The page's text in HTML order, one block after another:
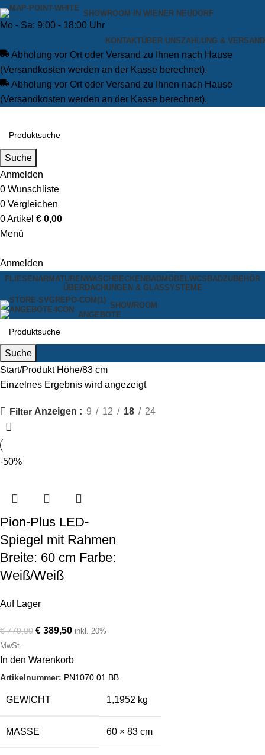
SHOWROOM IN WIENER NEUDORF
Mo - Sa: 9:00 - 18:00 Uhr
KONTAKTÜBER UNSZAHLUNG & VERSAND
Abholung vor Ort oder Versand zu Ihnen nach Hause
(Versandkosten werden an der Kasse berechnet).
Abholung vor Ort oder Versand zu Ihnen nach Hause
(Versandkosten werden an der Kasse berechnet).
Suche
Anmelden
0 Wunschliste
0 Vergleichen
0Artikel € 0,00
Menü
Anmelden
FLIESENARMATURENWASCHBECKEN BADMÖBELWCS BADZUBEHÖR
ÜBERDACHUNGEN & GLASSYSTEME
SHOWROOM
ANGEBOTE
Suche
Start Produkt Höhe 83 cm
Einzelnes Ergebnis wird angezeigt
Filter Anzeigen 9 12 18 24
-50%
Pion-Plus LED-
Spiegel mit Rahmen
Breite: 60 cm Farbe:
Weiß/Weiß
Auf Lager
€779,00 € 389,50 inkl. 20%
MwSt.
In den Warenkorb
Artikelnummer: PN1070.01.BB
GEWICHT 1,1952 kg
MASSE 60 × 83 cm